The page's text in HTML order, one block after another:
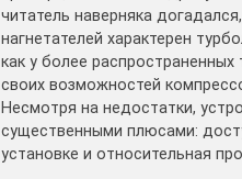
читатель наверняка
нагнетателей характерен
как у более
своих возможностей
Несмотря на недостатки,
существенными плюсами:
установке и относительная